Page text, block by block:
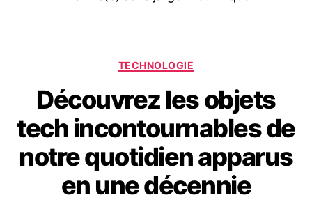
Catégories
TECHNOLOGIE
Découvrez les objets
tech incontournables de
notre quotidien apparus
en une décennie